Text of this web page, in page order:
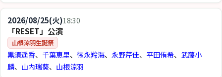
2026/08/25(火)18:30
「RESET」公演
山根涼羽生誕祭
黒須遥香、 千葉恵里、 徳永羚海、 永野芹佳、 平田侑希、 武藤小
麟、 山内瑞葵、 山根涼羽